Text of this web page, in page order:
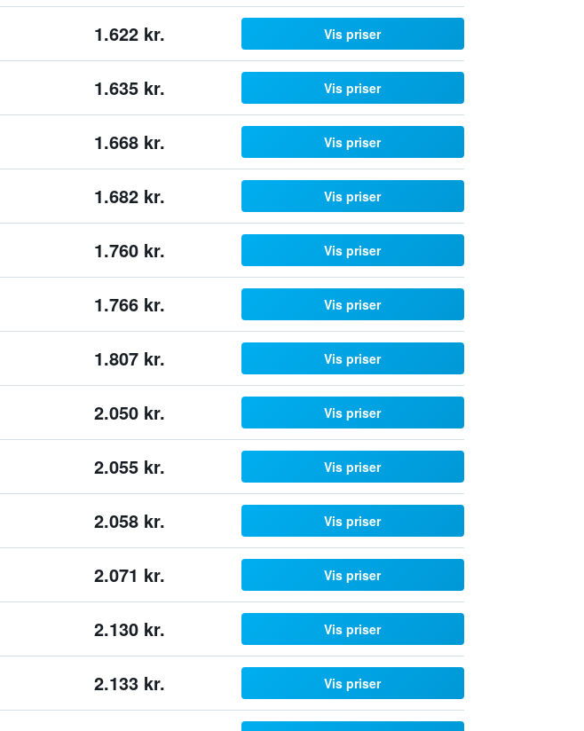
1.622 kr. Vis priser
1.635 kr. Vis priser
1.668 kr. Vis priser
1.682 kr. Vis priser
1.760 kr. Vis priser
1.766 kr. Vis priser
1.807 kr. Vis priser
2.050 kr. Vis priser
2.055 kr. Vis priser
2.058 kr. Vis priser
2.071 kr. Vis priser
2.130 kr. Vis priser
2.133 kr. Vis priser